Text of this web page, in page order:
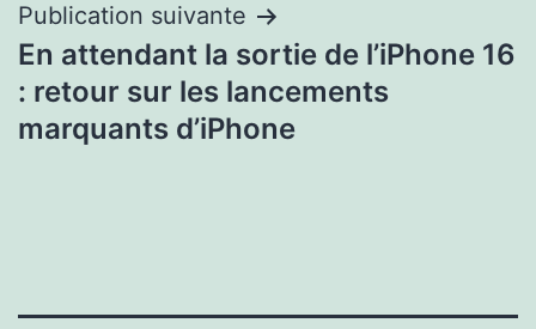
Publication suivante
En attendant la sortie de l’iPhone 16
: retour sur les lancements
marquants d’iPhone